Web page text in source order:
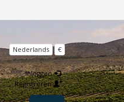
Nederlands €
Inloggen
Registreren